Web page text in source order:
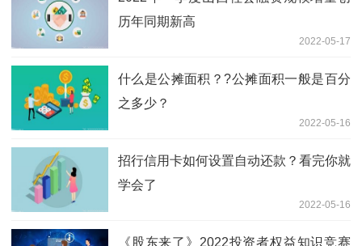
历年同期新高
2022-05-17
什么是公摊面积？?公摊面积一般是百分
之多少？
2022-05-16
招行信用卡如何设置自动还款？看完你就
学会了
2022-05-16
《股东来了》2022投资者权益知识竞赛